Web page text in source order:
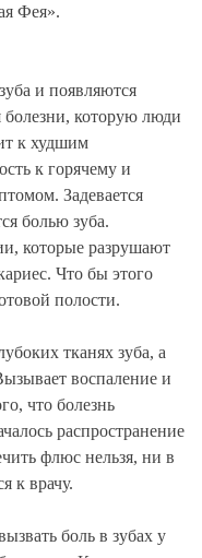
Фея».
и появляются
болезни, которую люди
к худшим
к горячему и
Задевается
болью зуба.
которые разрушают
Что бы этого
полости.
тканях зуба, а
воспаление и
что болезнь
распространение
флюс нельзя, ни в
к врачу.
боль в зубах у